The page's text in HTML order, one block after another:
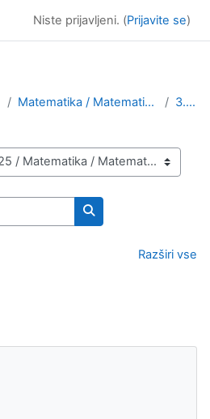
Niste prijavljeni. (Prijavite se)
Matematika / Matematične znanosti (1. stopnja, 2. ... 3. stopnja
Išči predmete
Razširi vse